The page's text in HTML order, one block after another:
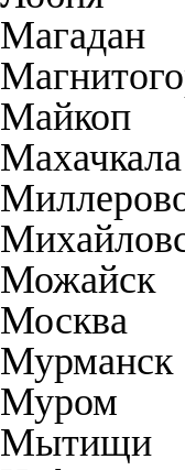
Магадан
Майкоп
Махачкала
Можайск
Москва
Мурманск
Муром
Мытищи